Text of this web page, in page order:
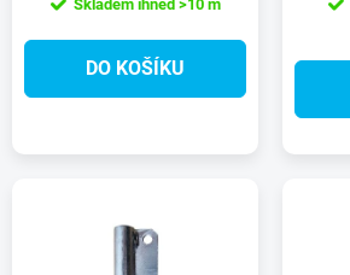
d
o
d
u
Skladem ihned >10 m
DO KOŠÍKU